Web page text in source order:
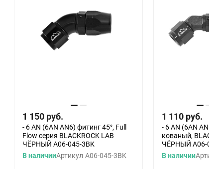
1 150 руб.
- 6 AN (6AN AN6) фитинг 45°, Full
Flow серия BLACKROCK LAB
ЧЁРНЫЙ A06-045-3BK
В наличииАртикул A06-045-3BK
1 110 руб.
- 6 AN (6AN AN6)
кованый,
ЧЁРНЫЙ A06-045-
В наличииАртикул